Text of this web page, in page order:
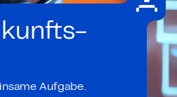
Aufgabe.